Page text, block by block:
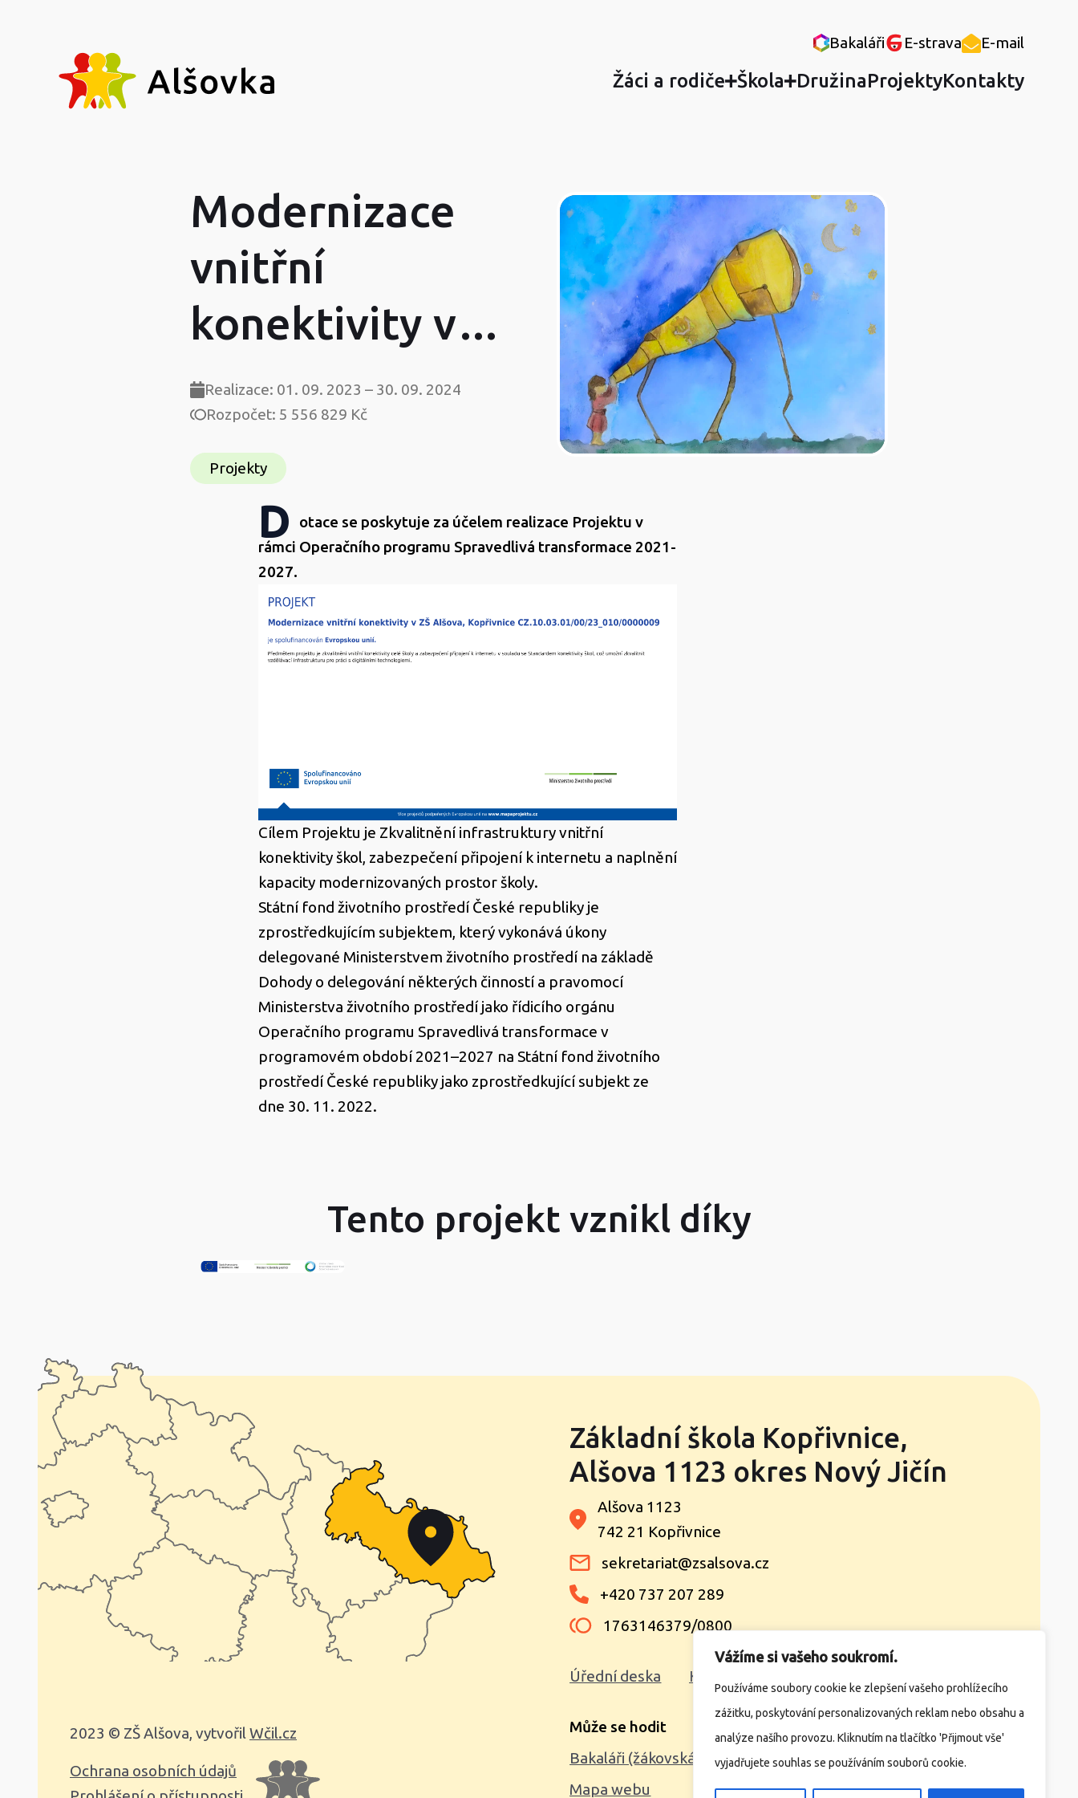
Vážíme si vašeho soukromí.
Používáme soubory cookie ke zlepšení vašeho prohlížecího
zážitku, poskytování personalizovaných reklam nebo obsahu a
analýze našího provozu. Kliknutím na tlačítko 'Přijmout vše'
vyjadřujete souhlas se používáním souborů cookie.
Bakaláři E-strava E-mail
Žáci a rodiče Škola DružinaProjektyKontakty
Modernizace
vnitřní
konektivity v
ZŠ Alšova,
Kopřivnice
Realizace: 01. 09. 2023 – 30. 09. 2024
Rozpočet: 5 556 829 Kč
Projekty
D
otace se poskytuje za účelem realizace Projektu v
rámci Operačního programu Spravedlivá transformace 2021-
2027.
Cílem Projektu je Zkvalitnění infrastruktury vnitřní
konektivity škol, zabezpečení připojení k internetu a naplnění
kapacity modernizovaných prostor školy.
Státní fond životního prostředí České republiky je
zprostředkujícím subjektem, který vykonává úkony
delegované Ministerstvem životního prostředí na základě
Dohody o delegování některých činností a pravomocí
Ministerstva životního prostředí jako řídicího orgánu
Operačního programu Spravedlivá transformace v
programovém období 2021–2027 na Státní fond životního
prostředí České republiky jako zprostředkující subjekt ze
dne 30. 11. 2022.
Tento projekt vznikl díky
Základní škola Kopřivnice,
Alšova 1123 okres Nový Jičín
Alšova 1123
742 21 Kopřivnice
sekretariat@zsalsova.cz
+420 737 207 289
1763146379/0800
Úřední deska Kontakty
Může se hodit
Bakaláři (žákovská knížka)
Školní e-mail
E-strava
Mapa webu
2023 © ZŠ Alšova, vytvořilWčil.cz
Ochrana osobních údajů